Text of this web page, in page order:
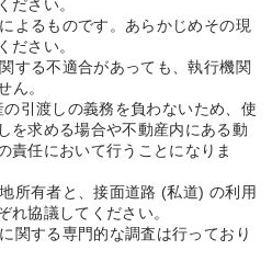
ださい。
よるものです。あらかじめその現
ださい。
する不適合があっても、執行機関
ん。
引渡しの義務を負わないため、使
を求める場合や不動産内にある動
責任において行うことになりま
所有者と、接面道路 (私道) の利用
れ協議してください。
関する専門的な調査は行っており